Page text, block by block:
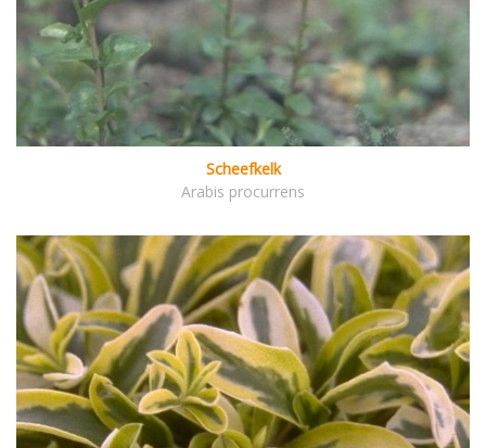
Scheefkelk
Arabis procurrens